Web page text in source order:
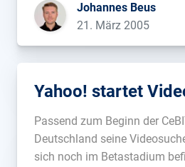
Johannes Beus
21. März 2005
Yahoo! startet
Passend zum Beginn der
Deutschland seine
sich noch im Betastadium